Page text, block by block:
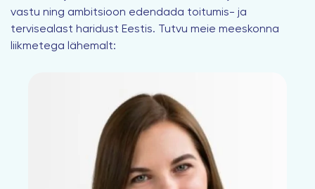
vastu ning ambitsioon edendada toitumis- ja
tervisealast haridust Eestis. Tutvu meie meeskonna
liikmetega lähemalt: